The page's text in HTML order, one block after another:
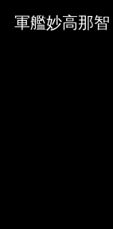
Media Viewer
軍艦妙高那